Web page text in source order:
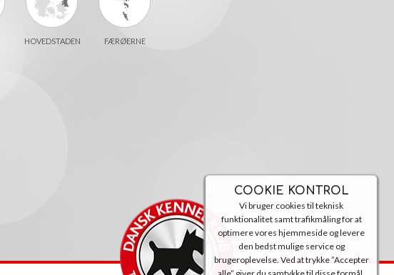
COOKIE KONTROL
Vi bruger cookies til teknisk
funktionalitet samt trafikmåling for at
optimere vores hjemmeside og levere
den bedst mulige service og
brugeroplevelse. Ved at trykke ”Accepter
HOVEDSTADEN FÆRØERNE